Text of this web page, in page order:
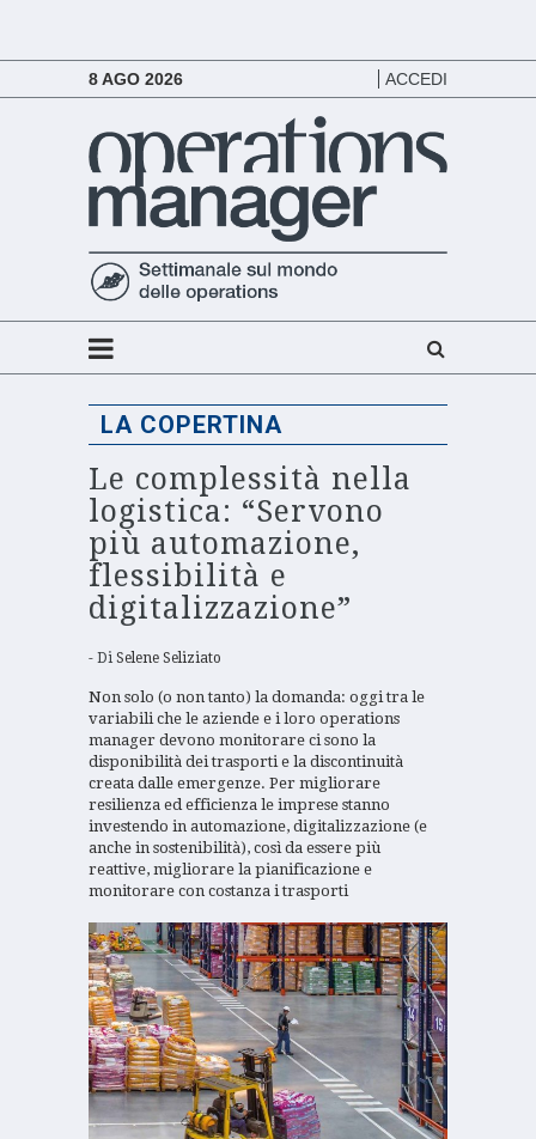
8 AGO 2026 ACCEDI
LA COPERTINA
Le complessità nella
logistica: “Servono
più automazione,
flessibilità e
digitalizzazione”
Di Selene Seliziato
Non solo (o non tanto) la domanda: oggi tra le
variabili che le aziende e i loro operations
manager devono monitorare ci sono la
disponibilità dei trasporti e la discontinuità
creata dalle emergenze. Per migliorare
resilienza ed efficienza le imprese stanno
investendo in automazione, digitalizzazione (e
anche in sostenibilità), così da essere più
reattive, migliorare la pianificazione e
monitorare con costanza i trasporti